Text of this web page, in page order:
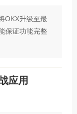
OKX升级至最
保证功能完整
应用